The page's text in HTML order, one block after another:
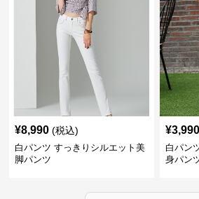
¥8,990 (税込)
白パンツ すっきりシルエット美
脚パンツ
¥3,990
白パン
身パン